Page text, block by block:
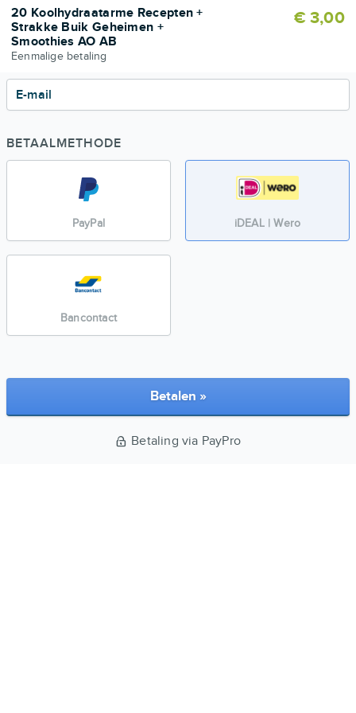
20 Koolhydraatarme Recepten +
Strakke Buik Geheimen +
Smoothies AO AB
Eenmalige betaling
€ 3,00
E-mail
BETAALMETHODE
PayPal iDEAL | Wero
Bancontact
Betalen »
Betaling via PayPro